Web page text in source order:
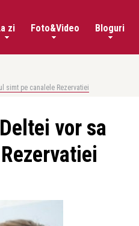
zi Foto&Video Bloguri
simt pe canalele Rezervatiei
vor sa